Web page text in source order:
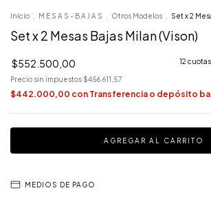
Inicio M E S A S - B A J A S Otros Modelos Set x 2
Set x 2 Mesas Bajas Milan (Vison)
$552.500,00 12
Precio sin impuestos $456.611,57
$442.000,00 con Transferencia o depósito
MEDIOS DE PAGO